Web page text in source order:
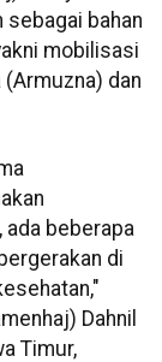
bahan
mobilisasi
(Armuzna) dan
ada beberapa
di
Dahnil
Timur,